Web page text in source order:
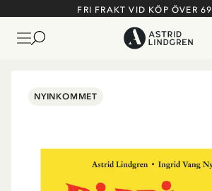
FRI FRAKT VID KÖP ÖVER
NYINKOMMET